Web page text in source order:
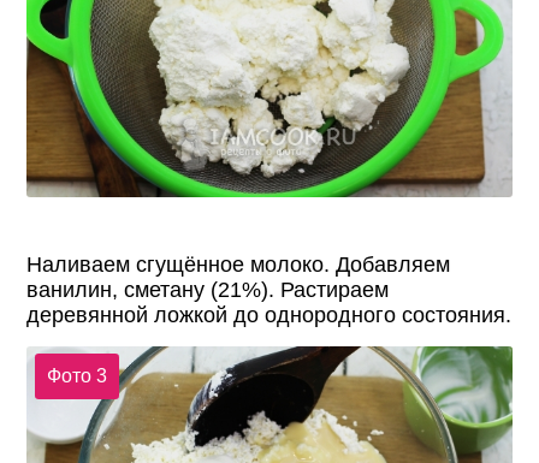
Наливаем сгущённое молоко. Добавляем
ванилин, сметану (21%). Растираем
деревянной ложкой до однородного состояния.
Фото 3